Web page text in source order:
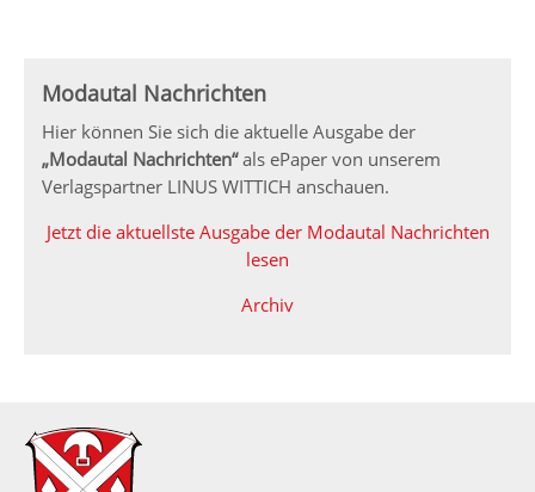
Modautal Nachrichten
Hier können Sie sich die aktuelle Ausgabe der
„Modautal Nachrichten“als ePaper von unserem
Verlagspartner LINUS WITTICH anschauen.
Jetzt die aktuellste Ausgabe der Modautal Nachrichten
lesen
Archiv